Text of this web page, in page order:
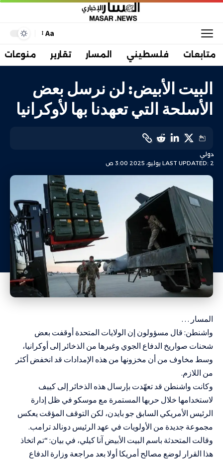
Aa
متابعات فلسطيني المسار تقارير منوعات
البيت الأبيض: لن نرسل بعض
الأسلحة التي تعهدنا بها لأوكرانيا
LAST UPDATED: 2 يوليو، 2025 3:00 ص
دولي
المسار …
واشنطن: قال مسؤولون إن الولايات المتحدة أوقفت بعض
شحنات صواريخ الدفاع الجوي وغيرها من الذخائر إلى أوكرانيا،
وسط مخاوف من أن مخزونها من هذه الإمدادات قد انخفض أكثر
من اللازم.
وكانت واشنطن قد تعهّدت بإرسال هذه الذخائر إلى كييف
لاستخدامها خلال حربها المستمرة مع موسكو في ظل إدارة
الرئيس الأمريكي السابق جو بايدن، لكن التوقف المؤقت يعكس
مجموعة جديدة من الأولويات في عهد الرئيس دونالد ترامب.
وقالت المتحدثة باسم البيت الأبيض آنا كيلي، في بيان: “تم اتخاذ
هذا القرار لوضع مصالح أمريكا أولا بعد مراجعة وزارة الدفاع